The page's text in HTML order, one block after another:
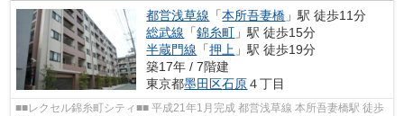
都営浅草線 「本所吾妻橋 」駅 徒歩11分
総武線 「錦糸町 」駅 徒歩15分
半蔵門線 「押上 」駅 徒歩19分
築17年 / 7階建
東京都墨田区石原４丁目
■■レクセル錦糸町シティ■■ 平成21年1月完成 都営浅草線 本所吾妻橋駅 徒歩